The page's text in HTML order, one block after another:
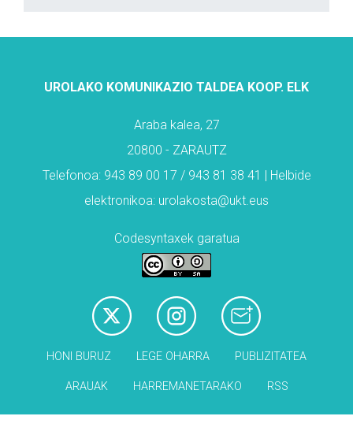
UROLAKO KOMUNIKAZIO TALDEA KOOP. ELK
Araba kalea, 27
20800 - ZARAUTZ
Telefonoa: 943 89 00 17 / 943 81 38 41 | Helbide
elektronikoa: urolakosta@ukt.eus
Codesyntaxek garatua
HONI BURUZ LEGE OHARRA PUBLIZITATEA
ARAUAK HARREMANETARAKO RSS